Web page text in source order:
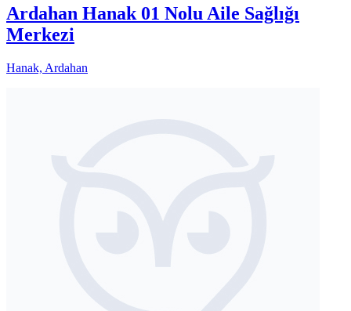
Ardahan Hanak 01 Nolu Aile Sağlığı
Merkezi
Hanak, Ardahan